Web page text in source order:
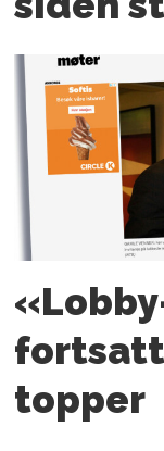
fortsatt
topper